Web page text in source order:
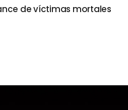
de víctimas mortales